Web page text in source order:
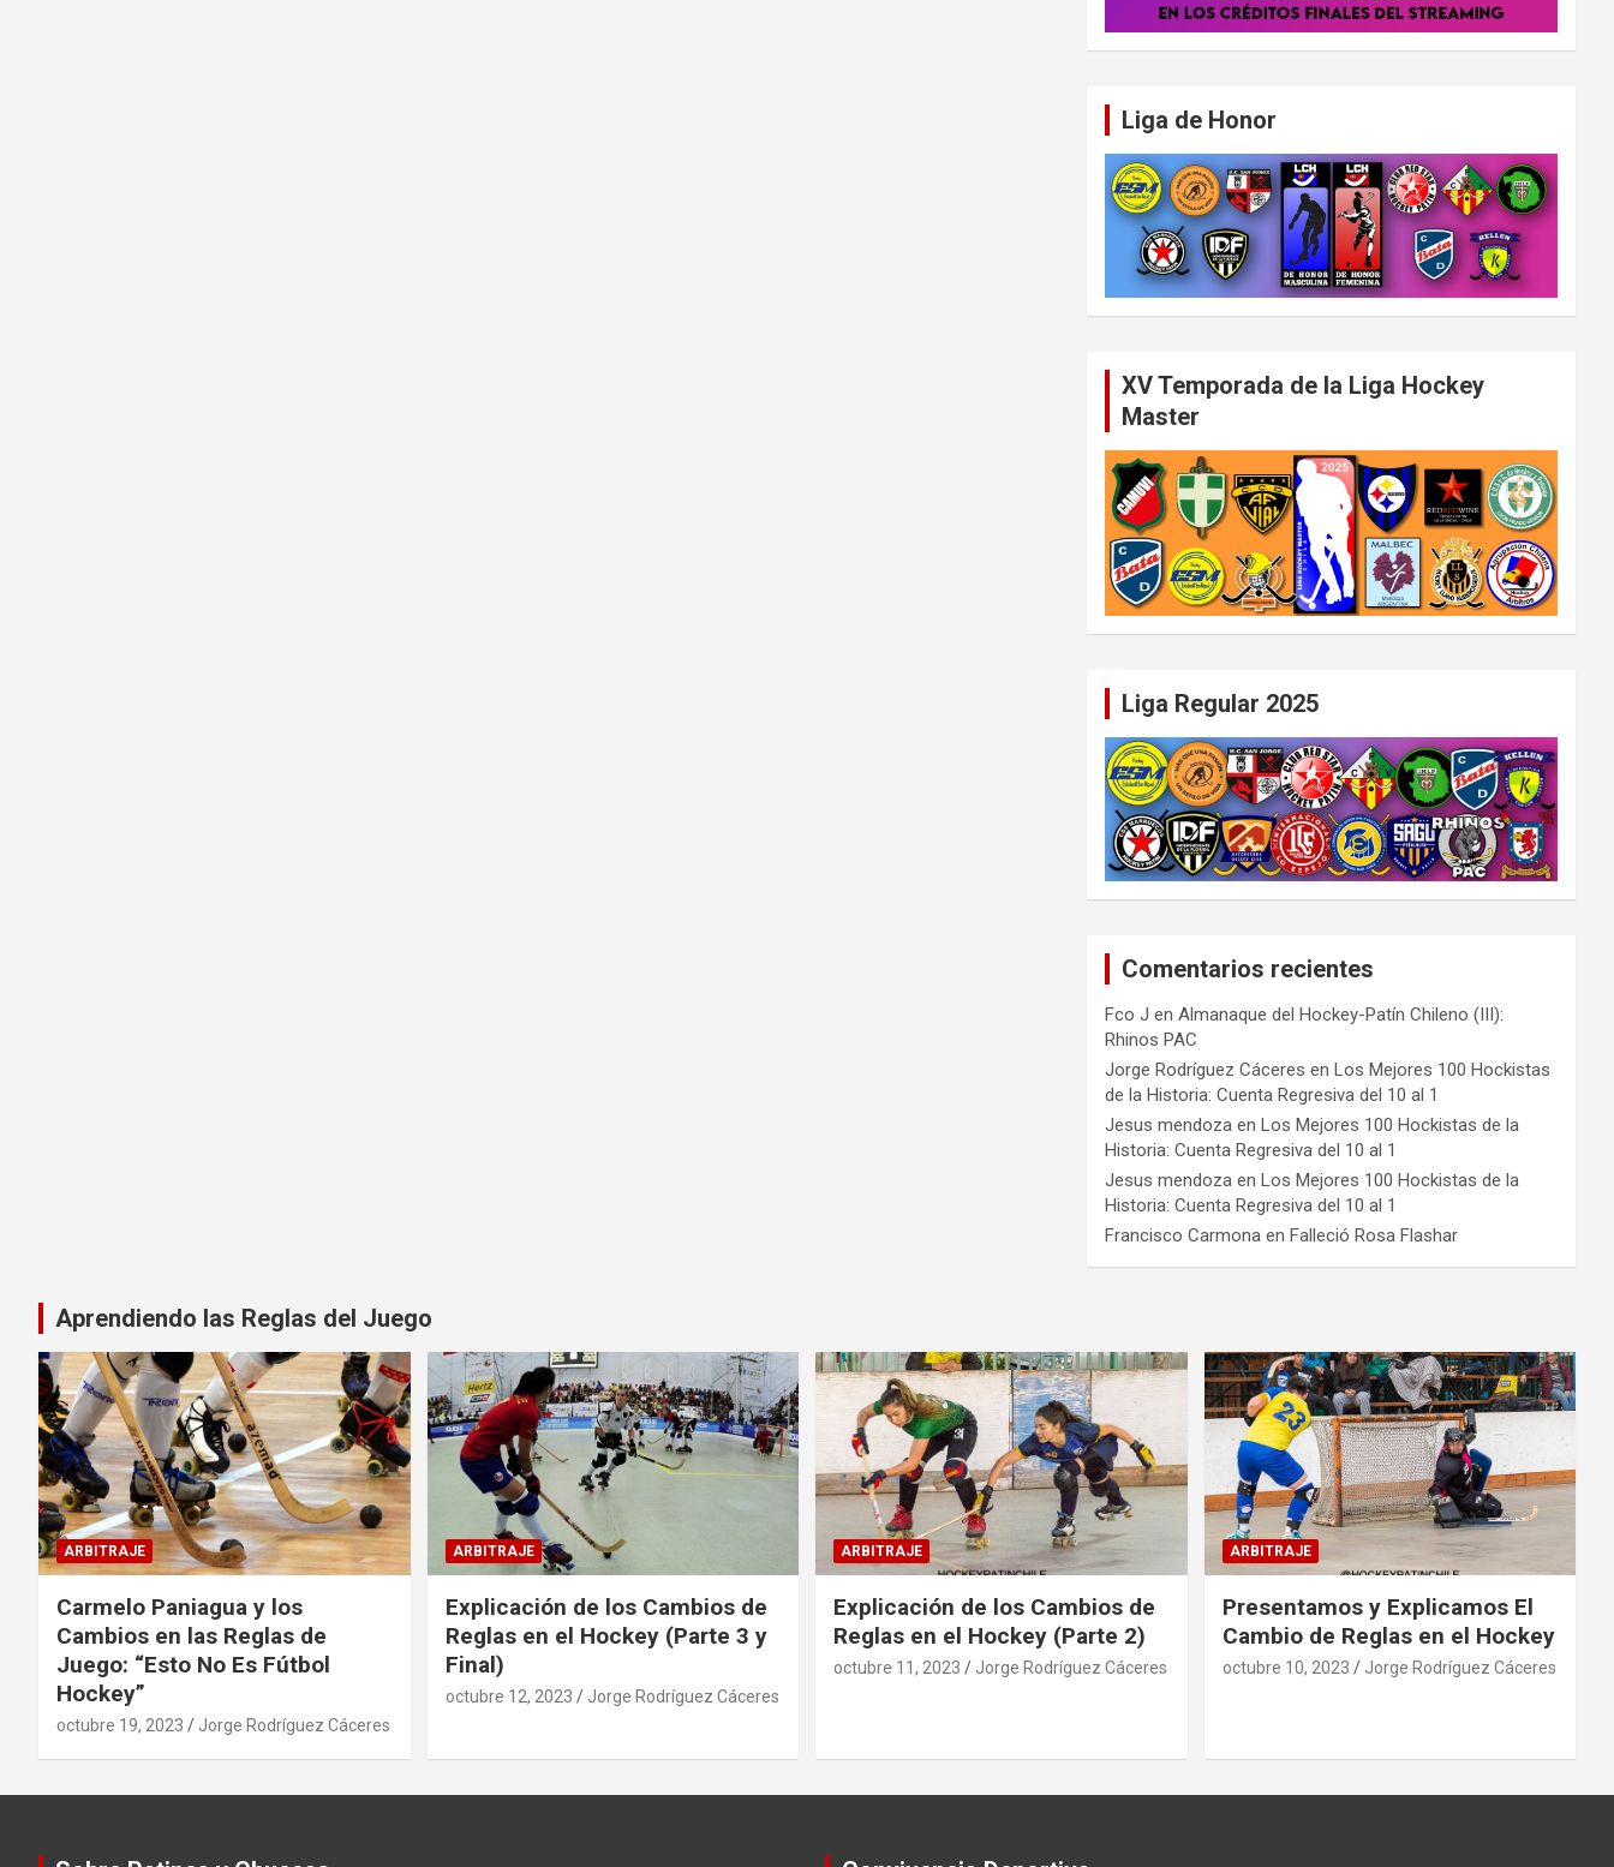
Liga de Honor
XV Temporada de la Liga Hockey
Master
Liga Regular 2025
Comentarios recientes
Fco J enAlmanaque del Hockey-Patín Chileno (III):
Rhinos PAC
Jorge Rodríguez Cáceres enLos Mejores 100 Hockistas
de la Historia: Cuenta Regresiva del 10 al 1
Jesus mendoza enLos Mejores 100 Hockistas de la
Historia: Cuenta Regresiva del 10 al 1
Jesus mendoza enLos Mejores 100 Hockistas de la
Historia: Cuenta Regresiva del 10 al 1
Francisco Carmona enFalleció Rosa Flashar
Aprendiendo las Reglas del Juego
ARBITRAJE
Carmelo Paniagua y los
Cambios en las Reglas de
Juego: “Esto No Es Fútbol
Hockey”
octubre 19, 2023 Jorge Rodríguez Cáceres
ARBITRAJE
Explicación de los Cambios de
Reglas en el Hockey (Parte 3 y
Final)
octubre 12, 2023 Jorge Rodríguez Cáceres
ARBITRAJE
Explicación de los Cambios de
Reglas en el Hockey (Parte 2)
octubre 11, 2023 Jorge Rodríguez Cáceres
ARBITRAJE
Presentamos y Explicamos El
Cambio de Reglas en el Hockey
octubre 10, 2023 Jorge Rodríguez Cáceres